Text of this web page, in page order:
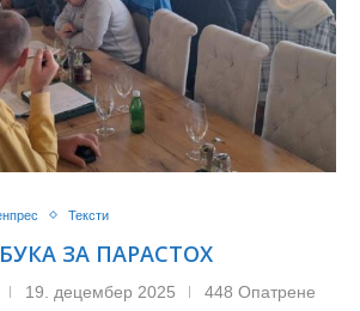
Тексти
ЗА ПАРАСТОХ
19. децембер 2025 448 Опатрене